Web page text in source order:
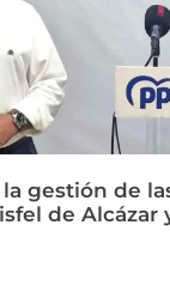
gestión de
de Alcázar